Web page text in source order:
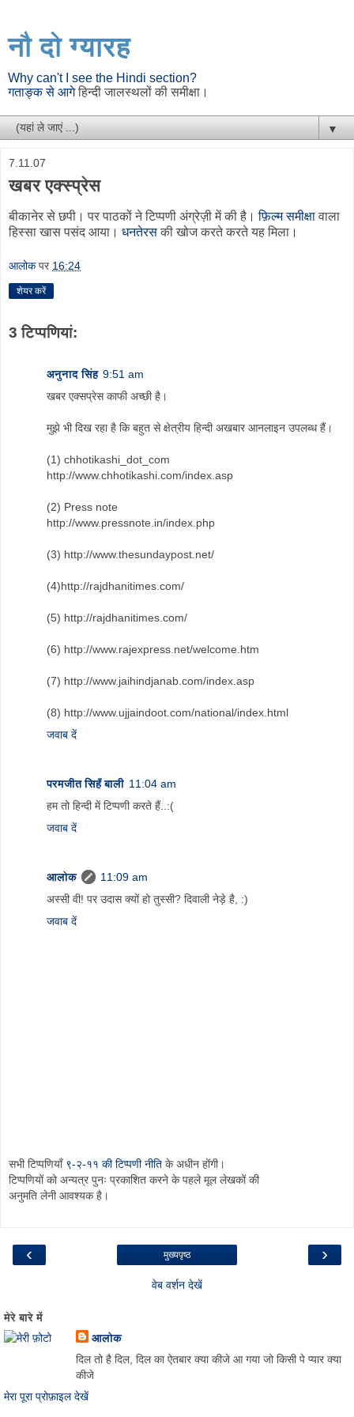
नौ दो ग्यारह
Why can't I see the Hindi section?
गताङ्क से आगेहिन्दी जालस्थलों की समीक्षा।
▼
7.11.07
खबर एक्स्प्रेस
बीकानेर से छपी। पर पाठकों ने टिप्पणी अंग्रेज़ी में की है।फ़िल्म समीक्षावाला
हिस्सा खास पसंद आया। धनतेरसकी खोज करते करते यह मिला।
आलोक पर 16:24
शेयर करें
3 टिप्‍पणियां:
अनुनाद सिंह 9:51 am
खबर एक्सप्रेस काफी अच्छी है।
मुझे भी दिख रहा है कि बहुत से क्षेत्रीय हिन्दी अखबार आनलाइन उपलब्ध हैं।
(1) chhotikashi_dot_com
http://www.chhotikashi.com/index.asp
(2) Press note
http://www.pressnote.in/index.php
(3) http://www.thesundaypost.net/
(4)http://rajdhanitimes.com/
(5) http://rajdhanitimes.com/
(6) http://www.rajexpress.net/welcome.htm
(7) http://www.jaihindjanab.com/index.asp
(8) http://www.ujjaindoot.com/national/index.html
जवाब दें
परमजीत सिहँ बाली 11:04 am
हम तो हिन्दी में टिप्पणी करते हैं..:(
जवाब दें
आलोक
11:09 am
अस्सी वी! पर उदास क्यों हो तुस्सी? दिवाली नेड़े है, :)
जवाब दें
सभी टिप्पणियाँ ९-२-११ की टिप्पणी नीति के अधीन होंगी।
टिप्पणियों को अन्यत्र पुनः प्रकाशित करने के पहले मूल लेखकों की
अनुमति लेनी आवश्यक है।
‹ ›
मुख्यपृष्ठ
वेब वर्शन देखें
मेरे बारे में
आलोक
दिल तो है दिल, दिल का ऐतबार क्या कीजे आ गया जो किसी पे प्यार क्या
कीजे
मेरा पूरा प्रोफ़ाइल देखें